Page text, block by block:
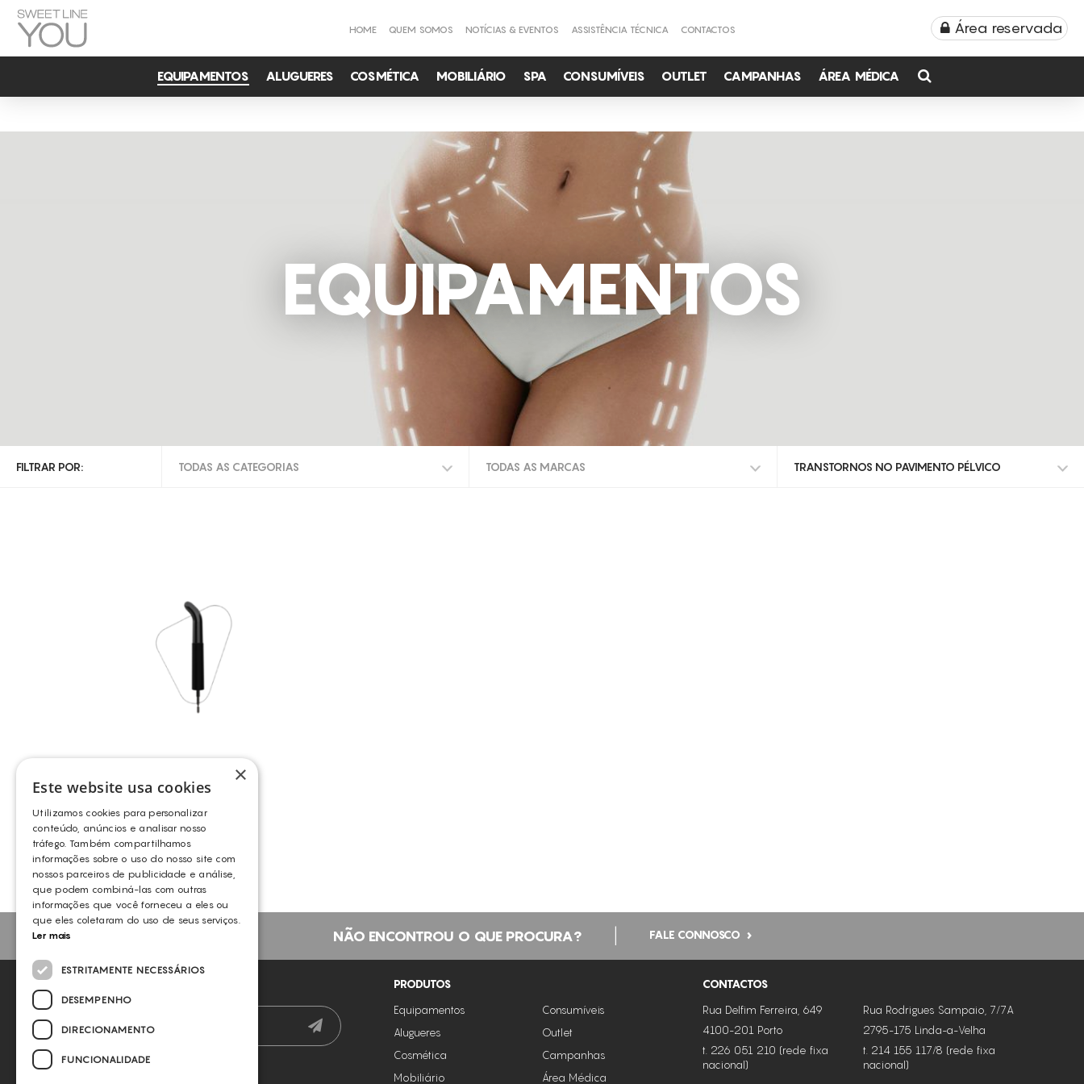
HOME QUEM SOMOS NOTÍCIAS & EVENTOS ASSISTÊNCIA TÉCNICA CONTACTOS Área reservada
EQUIPAMENTOS ALUGUERES COSMÉTICA MOBILIÁRIO SPA CONSUMÍVEIS OUTLET CAMPANHAS ÁREA MÉDICA
EQUIPAMENTOS
FILTRAR POR: TODAS AS CATEGORIAS TODAS AS MARCAS TRANSTORNOS NO PAVIMENTO PÉLVICO
ENVELHECIMENTO CRONOLÓGICO
FLACIDEZ DA PELE
LUMINOSIDADE
ESSENCE KIT
INDIBA
NÃO ENCONTROU O QUE PROCURA? FALE CONNOSCO
PRODUTOS
Equipamentos
Alugueres
Cosmética
Mobiliário
Consumíveis
Outlet
Campanhas
Área Médica
CONTACTOS
Rua Delfim Ferreira, 649
4100-201 Porto
t. 226 051 210 (rede fixa
nacional)
Rua Rodrigues Sampaio, 7/7A
2795-175 Linda-a-Velha
t. 214 155 117/8 (rede fixa
nacional)
×
Este website usa cookies
Utilizamos cookies para personalizar
conteúdo, anúncios e analisar nosso
tráfego. Também compartilhamos
informações sobre o uso do nosso site com
nossos parceiros de publicidade e análise,
que podem combiná-las com outras
informações que você forneceu a eles ou
que eles coletaram do uso de seus serviços.
Ler mais
ESTRITAMENTE NECESSÁRIOS
DESEMPENHO
DIRECIONAMENTO
FUNCIONALIDADE